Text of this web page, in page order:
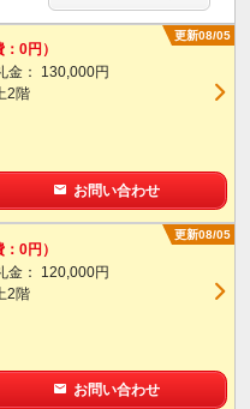
更新08/05
：0円）
金： 130,000円
2階
お問い合わせ
更新08/05
：0円）
金： 120,000円
2階
お問い合わせ